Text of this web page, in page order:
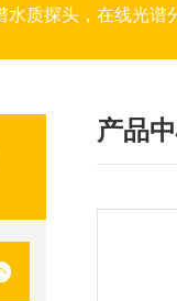
光谱分析，高光谱相机，量子效
产品